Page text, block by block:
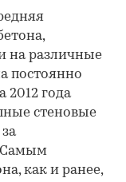
на различные
постоянно
2012 года
стеновые
Самым
как и ранее,